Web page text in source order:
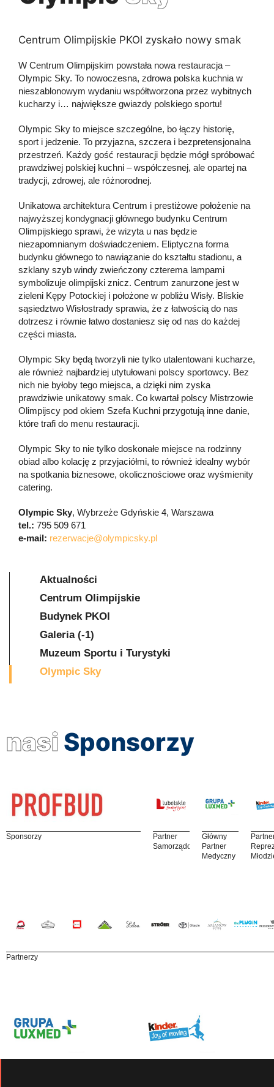
Centrum Olimpijskie PKOl zyskało nowy smak
W Centrum Olimpijskim powstała nowa restauracja –
Olympic Sky. To nowoczesna, zdrowa polska kuchnia w
nieszablonowym wydaniu współtworzona przez wybitnych
kucharzy i… największe gwiazdy polskiego sportu!
Olympic Sky to miejsce szczególne, bo łączy historię,
sport i jedzenie. To przyjazna, szczera i bezpretensjonalna
przestrzeń. Każdy gość restauracji będzie mógł spróbować
prawdziwej polskiej kuchni – współczesnej, ale opartej na
tradycji, zdrowej, ale różnorodnej.
Unikatowa architektura Centrum i prestiżowe położenie na
najwyższej kondygnacji głównego budynku Centrum
Olimpijskiego sprawi, że wizyta u nas będzie
niezapomnianym doświadczeniem. Eliptyczna forma
budynku głównego to nawiązanie do kształtu stadionu, a
szklany szyb windy zwieńczony czterema lampami
symbolizuje olimpijski znicz. Centrum zanurzone jest w
zieleni Kępy Potockiej i położone w pobliżu Wisły. Bliskie
sąsiedztwo Wisłostrady sprawia, że z łatwością do nas
dotrzesz i równie łatwo dostaniesz się od nas do każdej
części miasta.
Olympic Sky będą tworzyli nie tylko utalentowani kucharze,
ale również najbardziej utytułowani polscy sportowcy. Bez
nich nie byłoby tego miejsca, a dzięki nim zyska
prawdziwie unikatowy smak. Co kwartał polscy Mistrzowie
Olimpijscy pod okiem Szefa Kuchni przygotują inne danie,
które trafi do menu restauracji.
Olympic Sky to nie tylko doskonałe miejsce na rodzinny
obiad albo kolację z przyjaciółmi, to również idealny wybór
na spotkania biznesowe, okolicznościowe oraz wyśmienity
catering.
Olympic Sky, Wybrzeże Gdyńskie 4, Warszawa
tel.: 795 509 671
e-mail: rezerwacje@olympicsky.pl
Aktualności
Centrum Olimpijskie
Budynek PKOl
Galeria (-1)
Muzeum Sportu i Turystyki
Olympic Sky
nasi Sponsorzy
Sponsorzy
Partner
Samorządowy
Główny
Partner
Medyczny
Partnerzy